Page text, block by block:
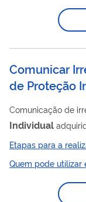
Comunicar
de Proteção
Comunicação de
Individual
– EPI, destinado à
segurança e a
ou utilizado com a
Caso o
pessoa constate
Etapas para a
Quem pode utilizar